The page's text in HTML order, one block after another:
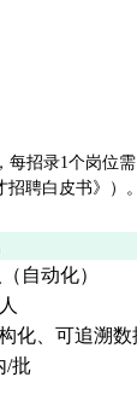
招录1个岗位
招聘白皮书》）。
自动化）
化、可追溯数
/批